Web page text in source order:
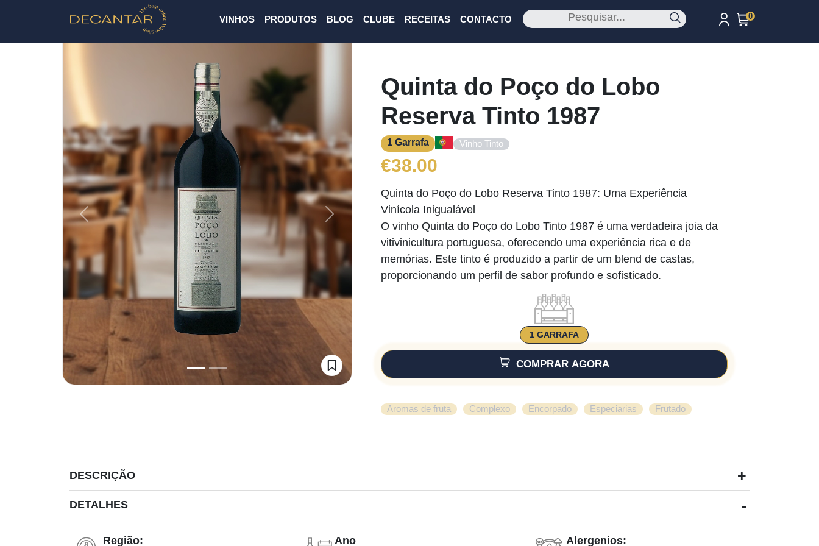
VINHOS PRODUTOS BLOG CLUBE RECEITAS CONTACTO 0
Previous Next
Quinta do Poço do Lobo
Reserva Tinto 1987
1 Garrafa Vinho Tinto
€38.00
Quinta do Poço do Lobo Reserva Tinto 1987: Uma Experiência
Vinícola Inigualável
O vinho Quinta do Poço do Lobo Tinto 1987 é uma verdadeira joia da
vitivinicultura portuguesa, oferecendo uma experiência rica e de
memórias. Este tinto é produzido a partir de um blend de castas,
proporcionando um perfil de sabor profundo e sofisticado.
1 GARRAFA
COMPRAR AGORA
Aromas de fruta Complexo Encorpado Especiarias Frutado
DESCRIÇÃO +
DETALHES -
Região:
Ano
Alergenios: